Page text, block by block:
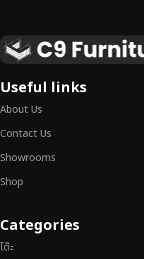
เหนือระดับ
เฟอร์นิเจอร์ไม้ไม่ใช่เพียงของตกแ
สามารถผสานความสวยงาม ความแ
ต้องการได้อย่างลงตัว เฟอร์นิเจอ
การตรวจสอบมาตรฐานอย่างเคร่งค
สิก และการใช้งานที่ยาวนาน
ประกันคุณภาพและการบริการที่ดีที่สุด
Useful links
About Us
Contact Us
Showrooms
Shop
Categories
โต๊ะ